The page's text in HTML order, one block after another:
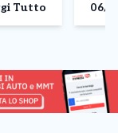
perTutto
di […]
06/